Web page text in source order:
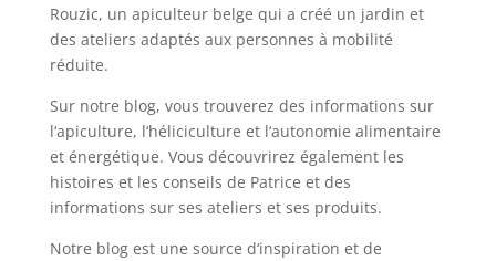
Rouzic, un apiculteur belge qui a créé un jardin et
des ateliers adaptés auxpersonnes à mobilité
réduite.
Surnotre blog, vous trouverez des informations sur
l‘apiculture, l‘héliciculture etl‘autonomie alimentaire
eténergétique. Vous découvrirez égalementles
histoires etles conseils de Patrice etdes
informations surses ateliers etses produits.
Notre blogestune source d‘inspiration etde